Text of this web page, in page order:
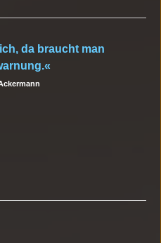
da braucht man